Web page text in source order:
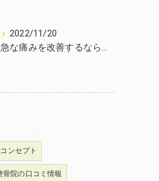
2022/11/20
急な痛みを改善するなら和泉市の土日診療の笑福整骨院【2022年11月20日の予約状況】
コンセプト
骨院の口コミ情報